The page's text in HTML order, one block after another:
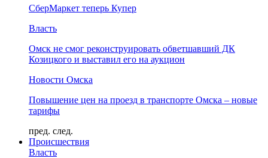
СберМаркет теперь Купер
Власть
Омск не смог реконструировать обветшавший ДК
Козицкого и выставил его на аукцион
Новости Омска
Повышение цен на проезд в транспорте Омска – новые
тарифы
пред. след.
Происшествия
Власть